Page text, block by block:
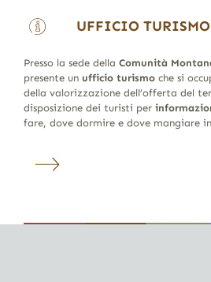
UFFICIO TURISMO
Presso la sede della Comunità
presente un ufficio turismoche si
della valorizzazione dell’offerta del
disposizione dei turisti per
fare, dove dormire e dove mangiare in